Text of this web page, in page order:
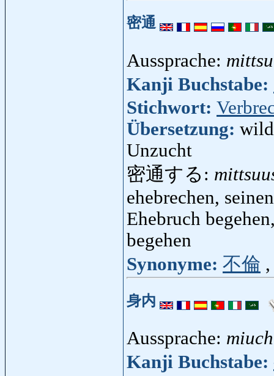
密通
Aussprache:
Kanji Buchstabe:
Stichwort:
Übersetzung:
Unzucht
密通する:
ehebrechen,
Ehebruch
begehen
Synonyme: 不倫
身内
Aussprache:
Kanji Buchstabe: